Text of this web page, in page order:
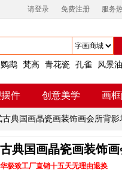
请登录 免费注册 服务
鹦鹉 梵高 青花瓷 孔雀 风景
件 创意美学 画
古典国画晶瓷画装饰画会所背
典国画晶瓷画装饰
极致工厂直销十五天无理由退换